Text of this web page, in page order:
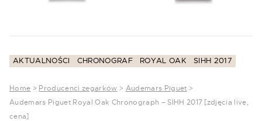
AKTUALNOŚCI CHRONOGRAF ROYAL OAK SIHH 2017
Home > Producenci zegarków > Audemars Piguet >
Audemars Piguet Royal Oak Chronograph – SIHH 2017 [zdjęcia live,
cena]